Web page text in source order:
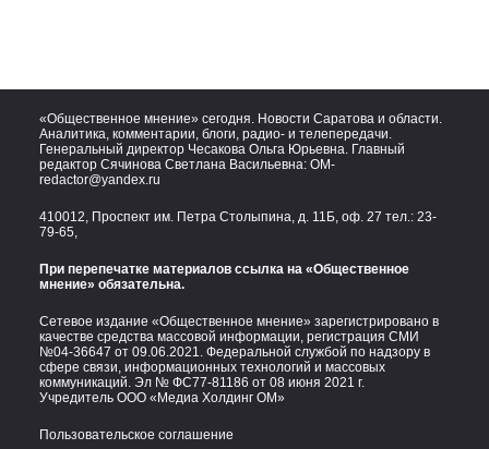
«Общественное мнение» сегодня. Новости Саратова и области.
Аналитика, комментарии, блоги, радио- и телепередачи.
Генеральный директор Чесакова Ольга Юрьевна. Главный
редактор Сячинова Светлана Васильевна: OM-
redactor@yandex.ru
410012, Проспект им. Петра Столыпина, д. 11Б, оф. 27 тел.: 23-
79-65,
При перепечатке материалов ссылка на «Общественное
мнение» обязательна.
Сетевое издание «Общественное мнение» зарегистрировано в
качестве средства массовой информации, регистрация СМИ
№04-36647 от 09.06.2021. Федеральной службой по надзору в
сфере связи, информационных технологий и массовых
коммуникаций. Эл № ФС77-81186 от 08 июня 2021 г.
Учредитель ООО «Медиа Холдинг ОМ»
Пользовательское соглашение